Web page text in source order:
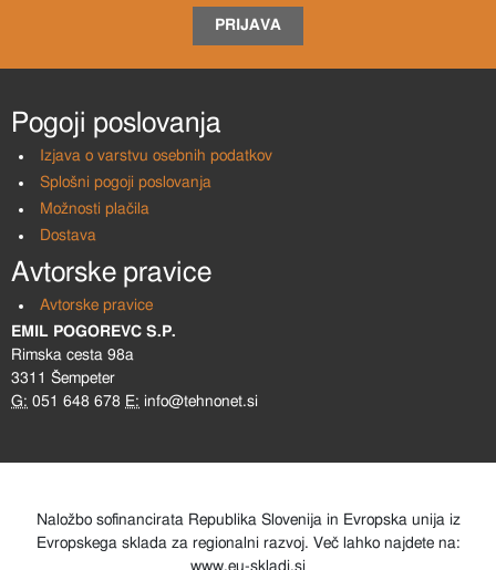
PRIJAVA
Pogoji poslovanja
Izjava o varstvu osebnih podatkov
Splošni pogoji poslovanja
Možnosti plačila
Dostava
Avtorske pravice
Avtorske pravice
EMIL POGOREVC S.P.
Rimska cesta 98a
3311 Šempeter
G: 051 648 678 E: info@tehnonet.si
Naložbo sofinancirata Republika Slovenija in Evropska unija iz
Evropskega sklada za regionalni razvoj. Več lahko najdete na:
www.eu-skladi.si